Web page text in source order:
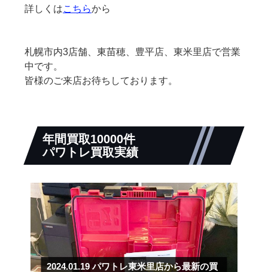
詳しくはこちらから
札幌市内3店舗、東苗穂、豊平店、東米里店で営業
中です。
皆様のご来店お待ちしております。
年間買取10000件
パワトレ買取実績
2024.01.19パワトレ東米里店から最新の買